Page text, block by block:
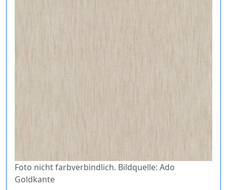
Foto nicht farbverbindlich. Bildquelle: Ado
Goldkante